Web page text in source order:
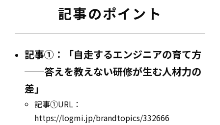
記事のポイント
記事①：「自走するエンジニアの育て方
──答えを教えない研修が生む人材力の
差」
記事①URL：
https://logmi.jp/brandtopics/332666